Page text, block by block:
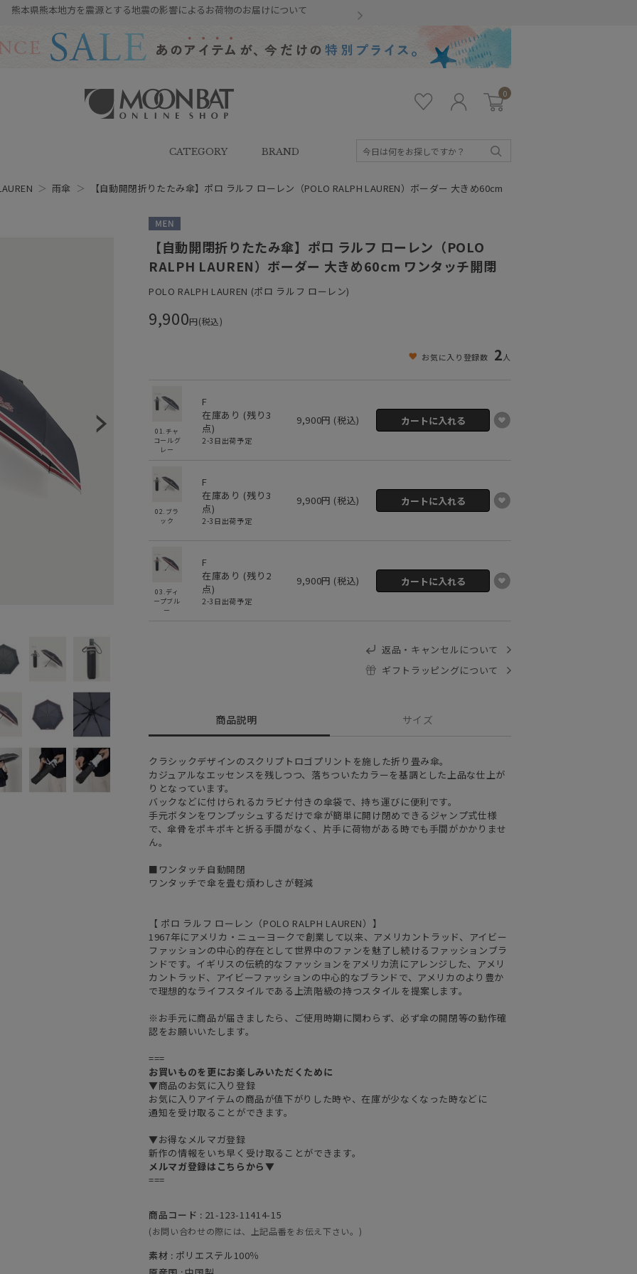
熊本県熊本地方を震源とする地震の影響によるお荷物のお届けについて
SHOP（ムーンバットオンラインシ
イ
ン
0
CATEGORY BRAND
＞ 雨傘 ＞ 【自動開閉折りたたみ傘】ポロ ラルフ ローレン（POLO RALPH LAUREN）ボーダー 大きめ60cm
【自動開閉折りたたみ傘】ポロ ラルフ ローレン（POLO
RALPH LAUREN）ボーダー 大きめ60cm ワンタッチ開閉
POLO RALPH LAUREN (ポロ ラルフ ローレン)
9,900円(税込)
お気に入り登録数 2人
01.チャ
コールグ
レー
F
在庫あり (残り3
点)
2-3日出荷予定
9,900円 (税込)
02.ブラ
ック
F
在庫あり (残り3
点)
2-3日出荷予定
9,900円 (税込)
03.ディ
ープブル
ー
F
在庫あり (残り 2
点)
2-3日出荷予定
9,900円 (税込)
返品・キャンセルについて
ギフトラッピングについて
商品説明 サイズ
クラシックデザインのスクリプトロゴプリントを施した折り畳み傘。
カジュアルなエッセンスを残しつつ、落ちついたカラーを基調とした上品な仕上が
りとなっています。
バックなどに付けられるカラビナ付きの傘袋で、持ち運びに便利です。
手元ボタンをワンプッシュするだけで傘が簡単に開け閉めできるジャンプ式仕様
で、傘骨をポキポキと折る手間がなく、片手に荷物がある時でも手間がかかりませ
ん。
■ワンタッチ自動開閉
ワンタッチで傘を畳む煩わしさが軽減
【 ポロ ラルフ ローレン（POLO RALPH LAUREN）】
1967年にアメリカ・ニューヨークで創業して以来、アメリカントラッド、アイビー
ファッションの中心的存在として世界中のファンを魅了し続けるファッションブラ
ンドです。イギリスの伝統的なファッションをアメリカ流にアレンジした、アメリ
カントラッド、アイビーファッションの中心的なブランドで、アメリカのより豊か
で理想的なライフスタイルである上流階級の持つスタイルを提案します。
※お手元に商品が届きましたら、ご使用時期に関わらず、必ず傘の開閉等の動作確
認をお願いいたします。
===
お買いものを更にお楽しみいただくために
▼商品のお気に入り登録
お気に入りアイテムの商品が値下がりした時や、在庫が少なくなった時などに
通知を受け取ることができます。
▼お得なメルマガ登録
新作の情報をいち早く受け取ることができます。
メルマガ登録はこちらから▼
===
商品コード : 21-123-11414-15
(お問い合わせの際には、上記品番をお伝え下さい。)
素材 : ポリエステル100％